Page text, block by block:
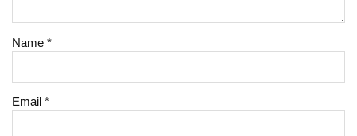
Name*
Email*